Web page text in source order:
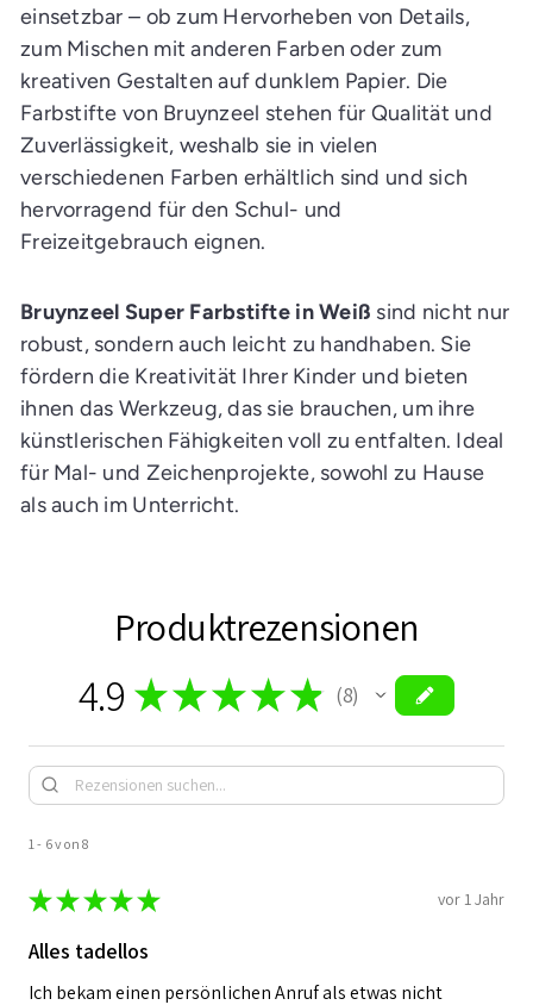
einsetzbar – ob zum Hervorheben von Details,
zum Mischen mit anderen Farben oder zum
kreativen Gestalten auf dunklem Papier. Die
Farbstifte von Bruynzeel stehen für Qualität und
Zuverlässigkeit, weshalb sie in vielen
verschiedenen Farben erhältlich sind und sich
hervorragend für den Schul- und
Freizeitgebrauch eignen.
Bruynzeel Super Farbstifte in Weiß sind nicht nur
robust, sondern auch leicht zu handhaben. Sie
fördern die Kreativität Ihrer Kinder und bieten
ihnen das Werkzeug, das sie brauchen, um ihre
künstlerischen Fähigkeiten voll zu entfalten. Ideal
für Mal- und Zeichenprojekte, sowohl zu Hause
als auch im Unterricht.
Produktrezensionen
4.9 ★★★★★ 8
8
1 - 6 von 8
★★ ★★★ vor 1 Jahr
Alles tadellos
Ich bekam einen persönlichen Anruf als etwas nicht